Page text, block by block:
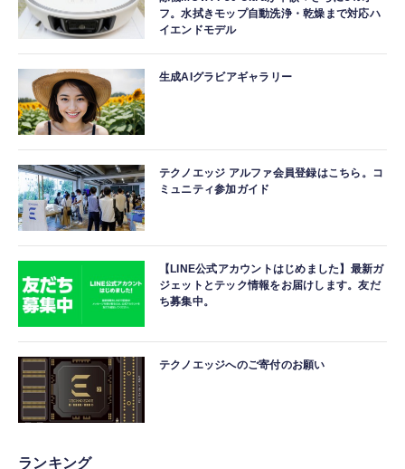
フ。水拭きモップ自動洗浄・乾燥まで対応ハ
イエンドモデル
生成AIグラビアギャラリー
テクノエッジ アルファ会員登録はこちら。コ
ミュニティ参加ガイド
【LINE公式アカウントはじめました】最新ガ
ジェットとテック情報をお届けします。友だ
ち募集中。
テクノエッジへのご寄付のお願い
ランキング